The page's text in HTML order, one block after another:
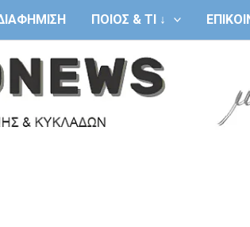
ΠΟΙΟΣ & ΤΙ ↓